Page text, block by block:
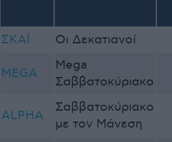
ΣΚΑΪ
Οι Δεκατιανοί
MEGA
Mega
Σαββατοκύριακο
ALPHA
Σαββατοκύριακο
με τον Μάνεση